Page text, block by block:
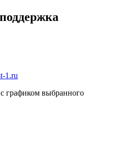
1.ru
графиком выбранного